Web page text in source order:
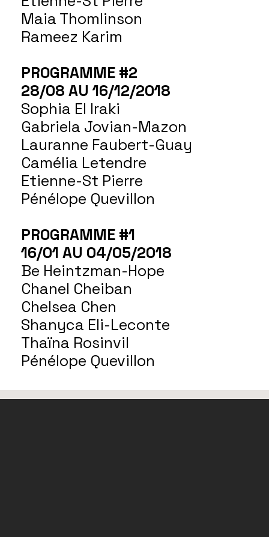
Maia Thomlinson
Rameez Karim
PROGRAMME #2
28/08 AU 16/12/2018
Sophia El Iraki
Gabriela Jovian-Mazon
Lauranne Faubert-Guay
Camélia Letendre
Etienne-St Pierre
Pénélope Quevillon
PROGRAMME #1
16/01 AU 04/05/2018
Be Heintzman-Hope
Chanel Cheiban
Chelsea Chen
Shanyca Eli-Leconte
Thaïna Rosinvil
Pénélope Quevillon